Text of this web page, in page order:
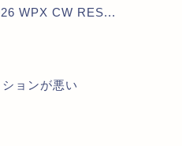
WPX CW RES...
ョンが悪い